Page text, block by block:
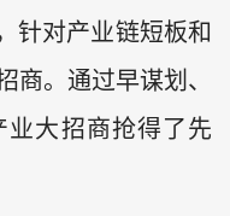
针对产业链短板和
商。通过早谋划、
大招商抢得了先